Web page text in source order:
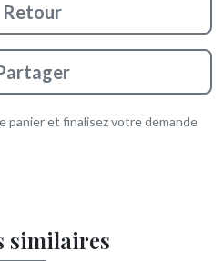
Retour
et finalisez votre demande
similaires